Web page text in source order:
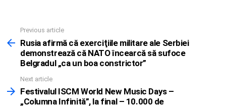
more
Previous article
Rusia afirmă că exerciţiile militare ale Serbiei
demonstrează că NATO încearcă să sufoce
Belgradul „ca un boa constrictor”
Next article
Festivalul ISCM World New Music Days –
„Columna Infinită”, la final – 10.000 de